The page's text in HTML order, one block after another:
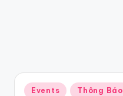
Posted
Events Thông Báo